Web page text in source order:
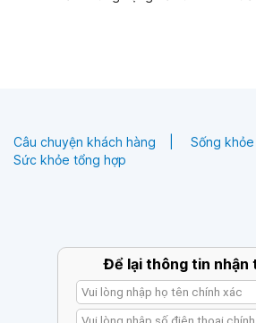
Câu chuyện khách hàng
Sống khỏe
Sức khỏe tổng hợp